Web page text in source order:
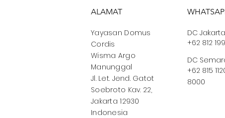
ALAMAT
Yayasan Domus
Cordis
Wisma Argo
Manunggal
Jl. Let. Jend. Gatot
Soebroto Kav. 22,
Jakarta 12930
Indonesia
+62 812
DC Jakarta
DC
+62 815
8000